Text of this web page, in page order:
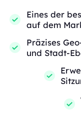
Eines der
auf dem
Präzises
und Stadt-